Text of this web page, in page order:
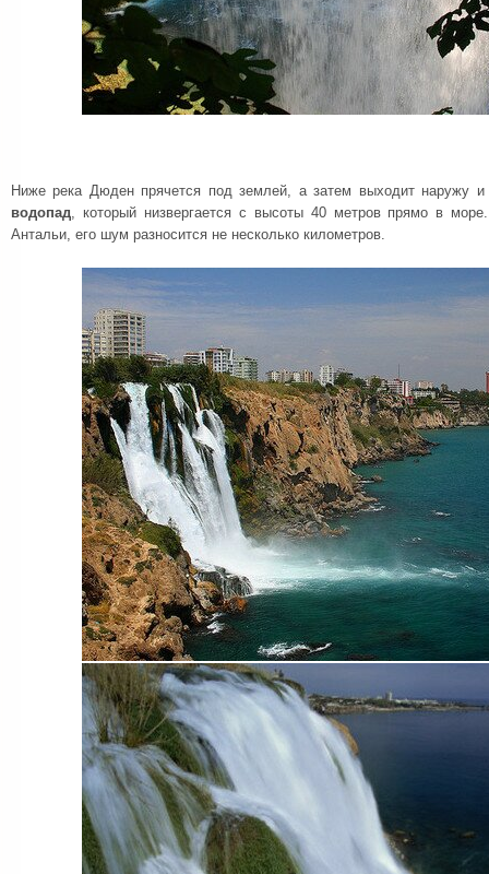
Ниже река Дюден прячется под землей, а затем выходит наружу и
водопад, который низвергается с высоты 40 метров прямо в
Антальи, его шум разносится не несколько километров.